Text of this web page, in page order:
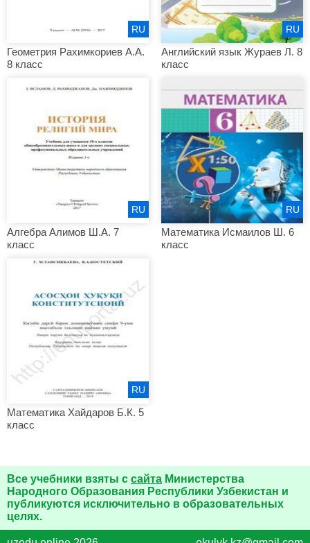
Геометрия Рахимкориев А.А.
8 класс
RU
Английский язык Жураев Л. 8
класс
RU
Алгебра Алимов Ш.А. 7
класс
RU
Математика Исмаилов Ш. 6
класс
RU
Математика Хайдаров Б.К. 5
класс
RU
Все учебники взяты с сайта Министерства
Народного Образования Республики Узбекистан и
публикуются исключительно в образовательных
целях.